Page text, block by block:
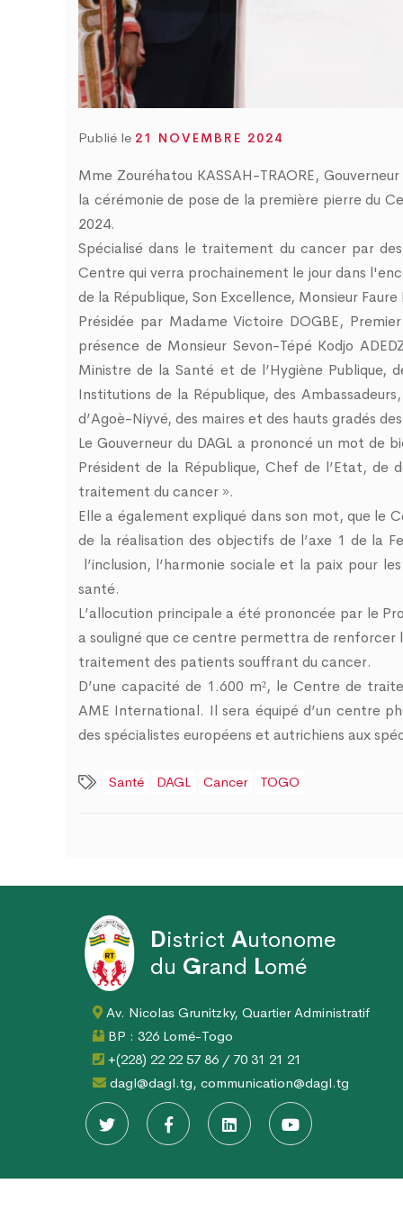
Publié le 21 NOVEMBRE 2024
Mme Zouréhatou KASSAH-TRAORE,
la cérémonie de pose de la première pierre du
2024.
Spécialisé dans le traitement du cancer par
Centre qui verra prochainement le jour dans
de la République, Son Excellence, Monsieur
Présidée par Madame Victoire DOGBE,
présence de Monsieur Sevon-Tépé Kodjo
Ministre de la Santé et de l’Hygiène Publique,
Institutions de la République, des
d’Agoè-Niyvé, des maires et des hauts gradés
Le Gouverneur du DAGL a prononcé un mot de
Président de la République, Chef de l’Etat, de
traitement du cancer ».
Elle a également expliqué dans son mot, que le
de la réalisation des objectifs de l’axe 1 de la
l’inclusion, l’harmonie sociale et la paix pour
santé.
L’allocution principale a été prononcée par le
a souligné que ce centre permettra de renforcer
traitement des patients souffrant du cancer.
D’une capacité de 1.600 m², le Centre de
AME International. Il sera équipé d’un centre
des spécialistes européens et autrichiens aux
Santé DAGL Cancer TOGO
District Autonome
du Grand Lomé
Av. Nicolas Grunitzky, Quartier Administratif
BP : 326 Lomé-Togo
+(228) 22 22 57 86 / 70 31 21 21
dagl@dagl.tg, communication@dagl.tg